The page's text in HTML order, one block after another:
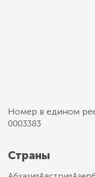
Номер в едином
0003383
Страны